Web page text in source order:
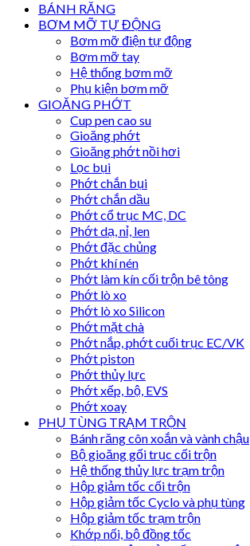
BÁNH RĂNG
BƠM MỠ TỰ ĐỘNG
Bơm mỡ điện tự động
Bơm mỡ tay
Hệ thống bơm mỡ
Phụ kiện bơm mỡ
GIOĂNG PHỚT
Cup pen cao su
Gioăng phớt
Gioăng phớt nồi hơi
Lọc bụi
Phớt chắn bụi
Phớt chắn dầu
Phớt cổ trục MC, DC
Phớt dạ, nỉ, len
Phớt đặc chủng
Phớt khí nén
Phớt làm kín cối trộn bê tông
Phớt lò xo
Phớt lò xo Silicon
Phớt mặt chà
Phớt nắp, phớt cuối trục EC/VK
Phớt piston
Phớt thủy lực
Phớt xếp, bộ, EVS
Phớt xoay
PHỤ TÙNG TRẠM TRỘN
Bánh răng côn xoắn và vành chậu
Bộ gioăng gối trục cối trộn
Hệ thống thủy lực trạm trộn
Hộp giảm tốc cối trộn
Hộp giảm tốc Cyclo và phụ tùng
Hộp giảm tốc trạm trộn
Khớp nối, bộ đồng tốc